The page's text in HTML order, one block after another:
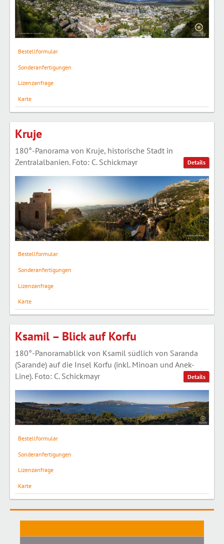
Bestellformular
Sonderanfertigungen
Lizenzanfrage
Karte
Details
Kruje
180°-Panorama von Kruje, historische Stadt in
Zentralalbanien. Foto: C. Schickmayr
Bestellformular
Sonderanfertigungen
Lizenzanfrage
Karte
Details
Ksamil – Blick auf Korfu
180°-Panoramablick von Ksamil südlich von Saranda
(Sarande) auf die Insel Korfu (inkl. Minoan und Anek-
Line). Foto: C. Schickmayr
Bestellformular
Sonderanfertigungen
Lizenzanfrage
Karte